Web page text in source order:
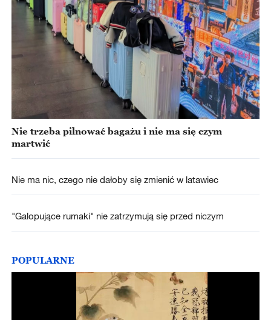
Nie trzeba pilnować bagażu i nie ma się czym
martwić
Nie ma nic, czego nie dałoby się zmienić w latawiec
"Galopujące rumaki" nie zatrzymują się przed niczym
POPULARNE